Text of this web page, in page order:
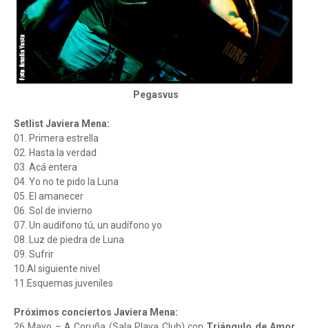
Pegasvus
Setlist Javiera Mena:
01. Primera estrella
02. Hasta la verdad
03. Acá entera
04. Yo no te pido la Luna
05. El amanecer
06. Sol de invierno
07. Un audífono tú, un audífono yo
08. Luz de piedra de Luna
09. Sufrir
10.Al siguiente nivel
11.Esquemas juveniles
Próximos conciertos Javiera Mena: